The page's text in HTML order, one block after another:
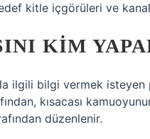
kitle içgörüleri ve
KIM
ilgili bilgi vermek isteyen
kısacası
düzenlenir.